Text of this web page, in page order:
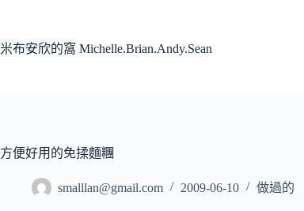
主
米布安欣的窩 Michelle.Brian.Andy.Sean
方便好用的免揉麵糰
smalllan@gmail.com 2009-06-10 做過的